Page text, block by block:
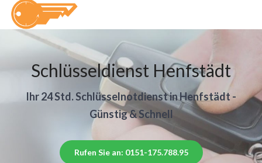
Schlüsseldienst Henfstädt
Ihr 24 Std. Schlüsselnotdienst in Henfstädt -
Günstig & Schnell
Rufen Sie an: 0151-175.788.95